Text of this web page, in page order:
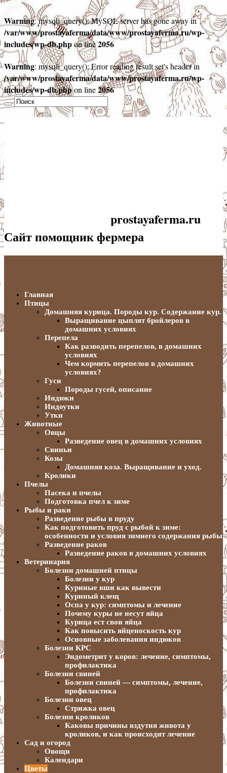
Warning: mysqli_query(): MySQL server has gone away in
/var/www/prostayaferma/data/www/prostayaferma.ru/wp-
includes/wp-db.phpon line2056
Warning: mysqli_query(): Error reading result set's header in
/var/www/prostayaferma/data/www/prostayaferma.ru/wp-
includes/wp-db.phpon line2056
prostayaferma.ru
Сайт помощник фермера
Главная
Птицы
Домашняя курица. Породы кур. Содержание кур.
Выращивание цыплят бройлеров в
домашних условиях
Перепела
Как разводить перепелов, в домашних
условиях
Чем кормить перепелов в домашних
условиях?
Гуси
Породы гусей, описание
Индюки
Индоутки
Утки
Животные
Овцы
Разведение овец в домашних условиях
Свиньи
Козы
Домашняя коза. Выращивание и уход.
Кролики
Пчелы
Пасека и пчелы
Подготовка пчел к зиме
Рыбы и раки
Разведение рыбы в пруду
Как подготовить пруд с рыбой к зиме:
особенности и условия зимнего содержания рыбы
Разведение раков
Разведение раков в домашних условиях
Ветеринария
Болезни домашней птицы
Болезни у кур
Куриные вши как вывести
Куриный клещ
Оспа у кур: симптомы и лечение
Почему куры не несут яйца
Курица ест свои яйца
Как повысить яйценоскость кур
Основные заболевания индюков
Болезни КРС
Эндометрит у коров: лечение, симптомы,
профилактика
Болезни свиней
Болезни свиней — симптомы, лечение,
профилактика
Болезни овец
Стрижка овец
Болезни кроликов
Каковы причины вздутия живота у
кроликов, и как происходит лечение
Сад и огород
Овощи
Календари
Цветы